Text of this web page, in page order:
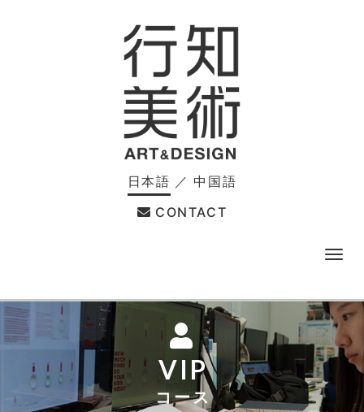
日本語 ／ 中国語
CONTACT
メ
ー
VIP
コース